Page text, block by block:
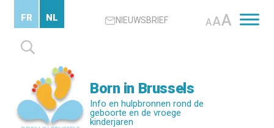
content
NIEUWSBRIEF AAA
Zoeken
naar:
FR NL
Born in Brussels
Info en hulpbronnen rond de
geboorte en de vroege
kinderjaren